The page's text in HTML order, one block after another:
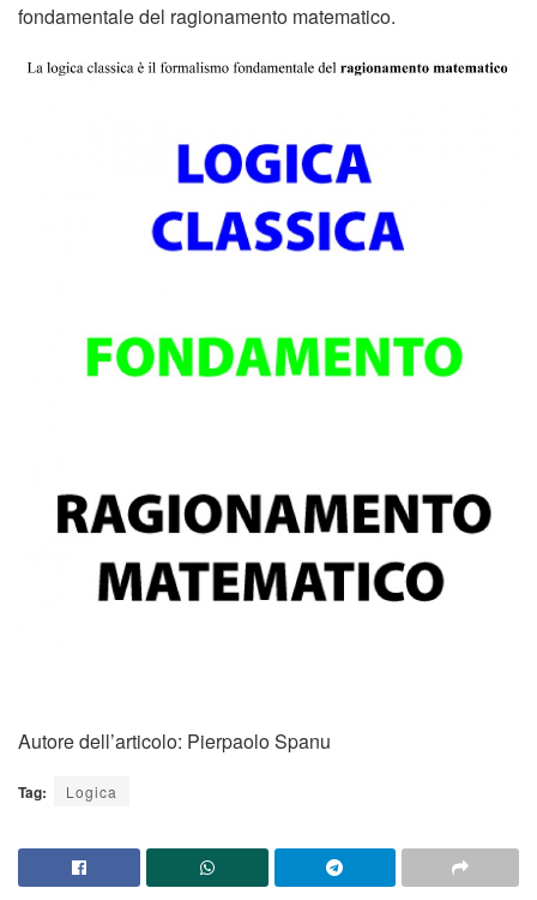
fondamentale del ragionamento matematico.
Autore dell’articolo: Pierpaolo Spanu
Tag: Logica